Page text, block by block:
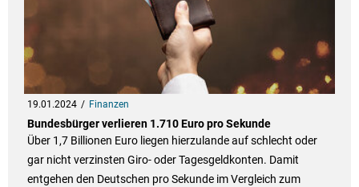
19.01.2024 Finanzen
Bundesbürger verlieren 1.710 Euro pro Sekunde
Über 1,7 Billionen Euro liegen hierzulande auf schlecht oder
gar nicht verzinsten Giro- oder Tagesgeldkonten. Damit
entgehen den Deutschen pro Sekunde im Vergleich zum